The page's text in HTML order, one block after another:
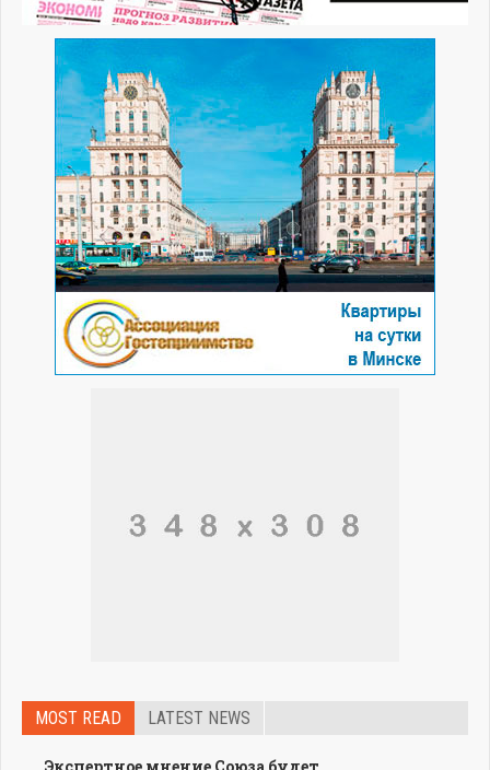
MOST READ LATEST NEWS
Экспертное мнение Союза будет